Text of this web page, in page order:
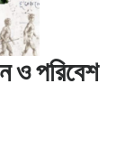
ও পরিবেশ